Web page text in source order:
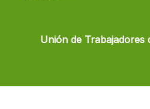
Unión de Trabajadores